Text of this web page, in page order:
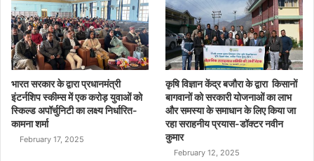
भारत सरकार के द्वारा प्रधानमंत्री
इंटर्नशिप स्कीम्स में एक करोड़ युवाओं को
स्किल्ड अपॉर्चुनिटी का लक्ष्य निर्धारित-
कामना शर्मा
February 17, 2025
कृषि विज्ञान केंद्र बजौरा के द्वारा किसानों
बागवानों को सरकारी योजनाओं का लाभ
और समस्या के समाधान के लिए किया जा
रहा सराहनीय प्रयास-डॉक्टर नवीन
कुमार
February 12, 2025